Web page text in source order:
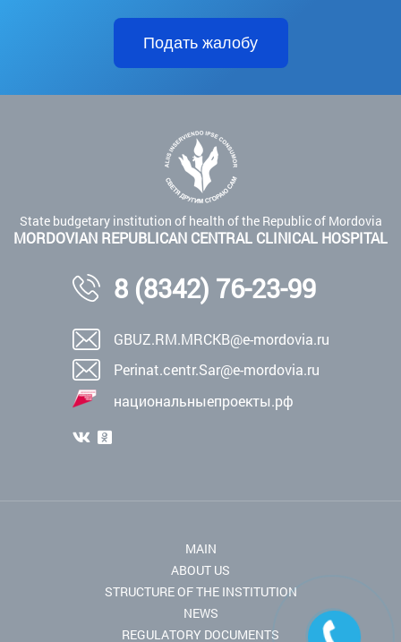
Подать жалобу
State budgetary institution of health of the Republic of Mordovia
MORDOVIAN REPUBLICAN CENTRAL CLINICAL HOSPITAL
8 (8342) 76-23-99
GBUZ.RM.MRCKB@e-mordovia.ru
Perinat.centr.Sar@e-mordovia.ru
национальныепроекты.рф
MAIN
ABOUT US
STRUCTURE OF THE INSTITUTION
NEWS
REGULATORY DOCUMENTS